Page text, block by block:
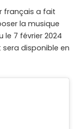
français a fait
la musique
le 7 février 2024
sera disponible en